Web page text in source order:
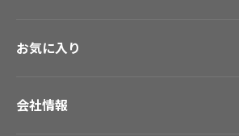
お気に入り
会社情報